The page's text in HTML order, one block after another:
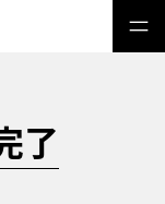
了